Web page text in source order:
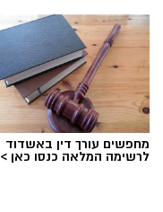
מחפשים עורך דין באשדוד
לרשימה המלאה כנסו כאן >